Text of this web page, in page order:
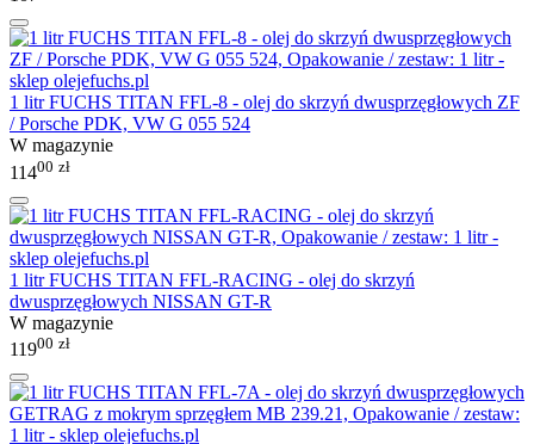
1 litr FUCHS TITAN FFL-8 - olej do skrzyń dwusprzęgłowych ZF
/ Porsche PDK, VW G 055 524
W magazynie
11400 zł
1 litr FUCHS TITAN FFL-RACING - olej do skrzyń
dwusprzęgłowych NISSAN GT-R
W magazynie
11900 zł